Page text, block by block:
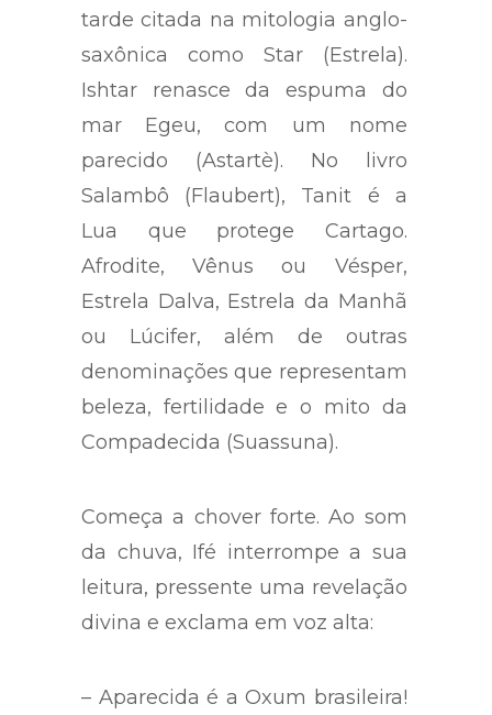
tarde citada na mitologia anglo-
saxônica como Star (Estrela).
Ishtar renasce da espuma do
mar Egeu, com um nome
parecido (Astartè). No livro
Salambô (Flaubert), Tanit é a
Lua que protege Cartago.
Afrodite, Vênus ou Vésper,
Estrela Dalva, Estrela da Manhã
ou Lúcifer, além de outras
denominações que representam
beleza, fertilidade e o mito da
Compadecida (Suassuna).
Começa a chover forte. Ao som
da chuva, Ifé interrompe a sua
leitura, pressente uma revelação
divina e exclama em voz alta:
– Aparecida é a Oxum brasileira!